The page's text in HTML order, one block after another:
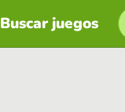
Buscar juegos